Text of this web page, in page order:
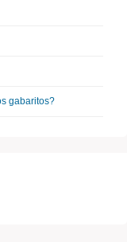
gabaritos?